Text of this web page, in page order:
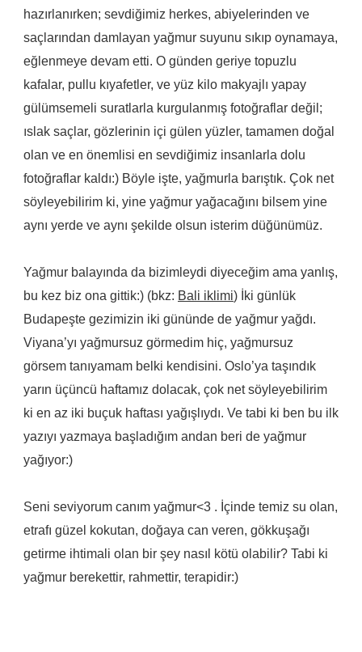
hazırlanırken; sevdiğimiz herkes, abiyelerinden ve
saçlarından damlayan yağmur suyunu sıkıp oynamaya,
eğlenmeye devam etti. O günden geriye topuzlu
kafalar, pullu kıyafetler, ve yüz kilo makyajlı yapay
gülümsemeli suratlarla kurgulanmış fotoğraflar değil;
ıslak saçlar, gözlerinin içi gülen yüzler, tamamen doğal
olan ve en önemlisi en sevdiğimiz insanlarla dolu
fotoğraflar kaldı:) Böyle işte, yağmurla barıştık. Çok net
söyleyebilirim ki, yine yağmur yağacağını bilsem yine
aynı yerde ve aynı şekilde olsun isterim düğünümüz.
Yağmur balayında da bizimleydi diyeceğim ama yanlış,
bu kez biz ona gittik:) (bkz: Bali iklimi) İki günlük
Budapeşte gezimizin iki gününde de yağmur yağdı.
Viyana’yı yağmursuz görmedim hiç, yağmursuz
görsem tanıyamam belki kendisini. Oslo’ya taşındık
yarın üçüncü haftamız dolacak, çok net söyleyebilirim
ki en az iki buçuk haftası yağışlıydı. Ve tabi ki ben bu ilk
yazıyı yazmaya başladığım andan beri de yağmur
yağıyor:)
Seni seviyorum canım yağmur<3 . İçinde temiz su olan,
etrafı güzel kokutan, doğaya can veren, gökkuşağı
getirme ihtimali olan bir şey nasıl kötü olabilir? Tabi ki
yağmur berekettir, rahmettir, terapidir:)